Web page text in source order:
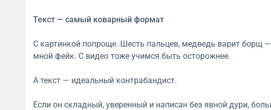
Текст — самый коварный формат
С картинкой попроще. Шесть пальцев, медведь варит борщ
мной фейк. С видео тоже учимся быть осторожнее.
А текст — идеальный контрабандист.
Если он складный, уверенный и написан без явной дури,